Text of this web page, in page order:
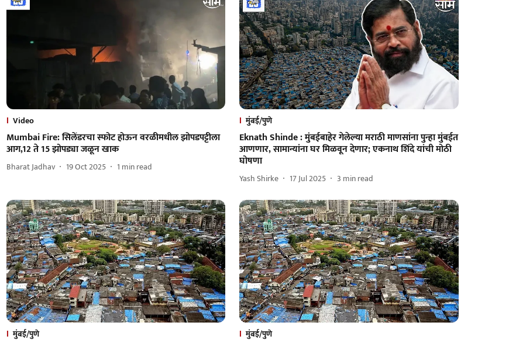
Video
Mumbai Fire: सिलेंडरचा स्फोट होऊन वरळीमधील झोपडपट्टीला
आग,12 ते 15 झोपड्या जळून खाक
Bharat Jadhav 19 Oct 2025 1 min read
मुंबई/पुणे
Eknath Shinde : मुंबईबाहेर गेलेल्या मराठी माणसांना पुन्हा मुंबईत
आणणार, सामान्यांना घर मिळवून देणार; एकनाथ शिंदे यांची मोठी
घोषणा
Yash Shirke 17 Jul 2025 3 min read
मुंबई/पुणे मुंबई/पुणे